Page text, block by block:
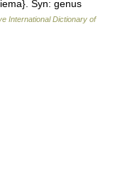
Syn: genus
International Dictionary of